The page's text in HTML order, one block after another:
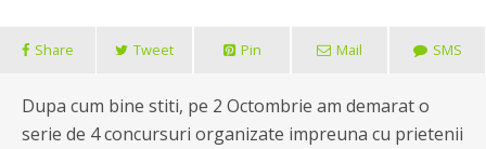
Share Tweet Pin Mail SMS
Dupa cum bine stiti, pe 2 Octombrie am demarat o
serie de 4 concursuri organizate impreuna cu prietenii